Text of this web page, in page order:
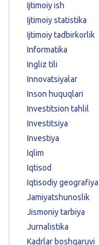
Ijtimoiy ish
Ijtimoiy statistika
Ijtimoiy tadbirkorlik
Informatika
Ingliz tili
Innovatsiyalar
Inson huquqlari
Investitsion tahlil
Investitsiya
Investiya
Iqlim
Iqtisod
Iqtisodiy geografiya
Jamiyatshunoslik
Jismoniy tarbiya
Jurnalistika
Kadrlar boshqaruvi